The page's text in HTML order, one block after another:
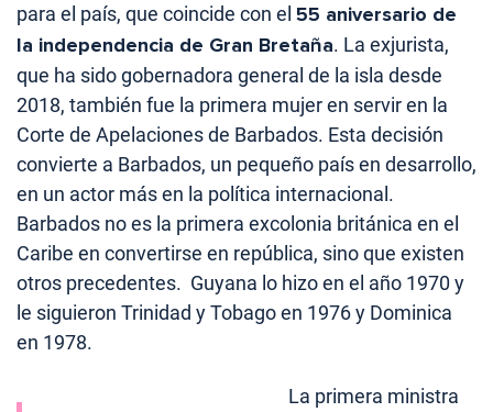
para el país, que coincide con el 55 aniversario de
la independencia de Gran Bretaña. La exjurista,
que ha sido gobernadora general de la isla desde
2018, también fue la primera mujer en servir en la
Corte de Apelaciones de Barbados. Esta decisión
convierte a Barbados, un pequeño país en desarrollo,
en un actor más en la política internacional.
Barbados no es la primera excolonia británica en el
Caribe en convertirse en república, sino que existen
otros precedentes. Guyana lo hizo en el año 1970 y
le siguieron Trinidad y Tobago en 1976 y Dominica
en 1978.
La primera ministra